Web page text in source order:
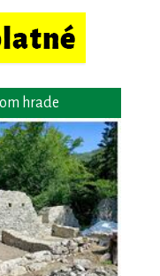
hrade